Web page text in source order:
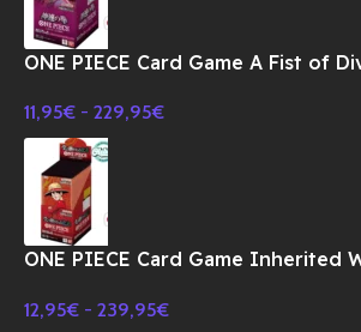
ONE PIECE Card Game A Fist of
11,95€ - 229,95€
ONE PIECE Card Game Inherited
12,95€ - 239,95€